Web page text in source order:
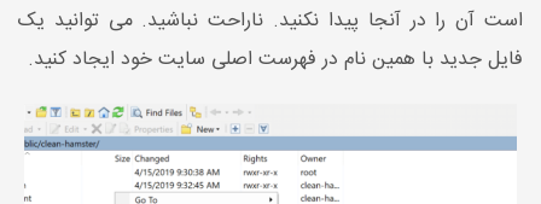
است آن را در آنجا پیدا نکنید. ناراحت نباشید. می توانید یک
فایل جدید با همین نام در فهرست اصلی سایت خود ایجاد کنید.